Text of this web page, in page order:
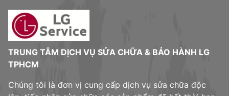
TRUNG TÂM DỊCH VỤ SỬA CHỮA & BẢO HÀNH LG
TPHCM
Chúng tôi là đơn vị cung cấp dịch vụ sửa chữa độc